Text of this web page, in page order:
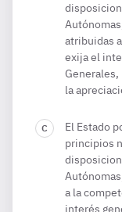
atribuidas
exija el
Generales,
la
El Estado
principios
a la
interés